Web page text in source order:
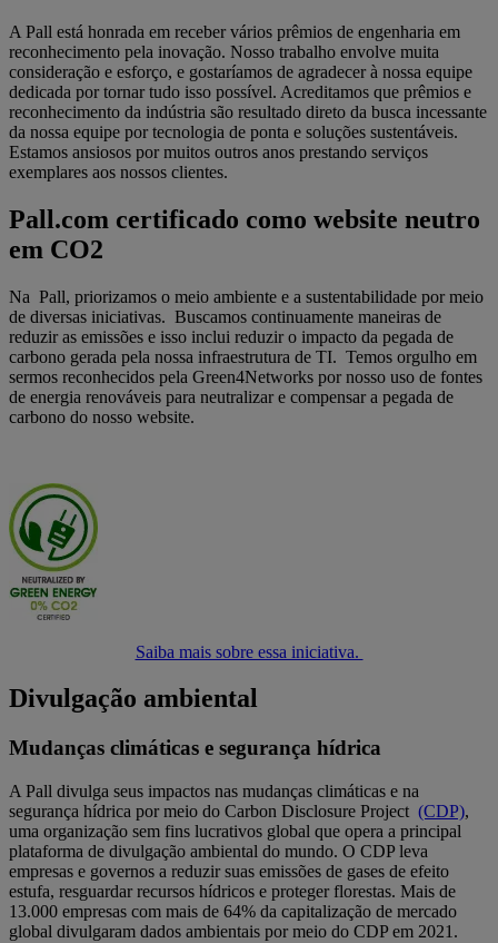
A Pall está honrada em receber vários prêmios de engenharia em
reconhecimento pela inovação. Nosso trabalho envolve muita
consideração e esforço, e gostaríamos de agradecer à nossa equipe
dedicada por tornar tudo isso possível. Acreditamos que prêmios e
reconhecimento da indústria são resultado direto da busca incessante
da nossa equipe por tecnologia de ponta e soluções sustentáveis.
Estamos ansiosos por muitos outros anos prestando serviços
exemplares aos nossos clientes.
Pall.com certificado como website neutro
em CO2
Na Pall, priorizamos o meio ambiente e a sustentabilidade por meio
de diversas iniciativas. Buscamos continuamente maneiras de
reduzir as emissões e isso inclui reduzir o impacto da pegada de
carbono gerada pela nossa infraestrutura de TI. Temos orgulho em
sermos reconhecidos pela Green4Networks por nosso uso de fontes
de energia renováveis para neutralizar e compensar a pegada de
carbono do nosso website.
Saiba mais sobre essa iniciativa.
Divulgação ambiental
Mudanças climáticas e segurança hídrica
A Pall divulga seus impactos nas mudanças climáticas e na
segurança hídrica por meio do Carbon Disclosure Project (CDP),
uma organização sem fins lucrativos global que opera a principal
plataforma de divulgação ambiental do mundo. O CDP leva
empresas e governos a reduzir suas emissões de gases de efeito
estufa, resguardar recursos hídricos e proteger florestas. Mais de
13.000 empresas com mais de 64% da capitalização de mercado
global divulgaram dados ambientais por meio do CDP em 2021.